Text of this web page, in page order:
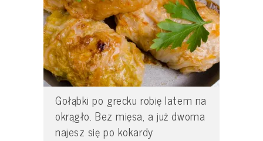
Gołąbki po grecku robię latem na
okrągło. Bez mięsa, a już dwoma
najesz się po kokardy